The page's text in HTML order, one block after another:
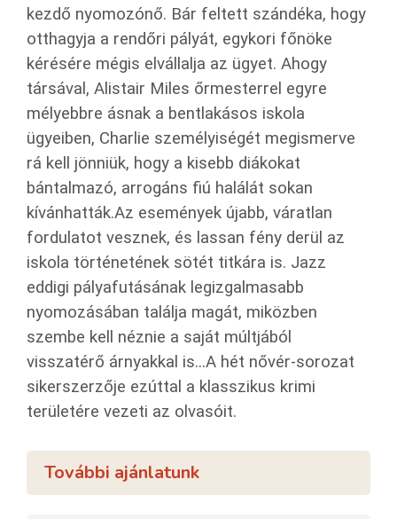
kezdő nyomozónő. Bár feltett szándéka, hogy
otthagyja a rendőri pályát, egykori főnöke
kérésére mégis elvállalja az ügyet. Ahogy
társával, Alistair Miles őrmesterrel egyre
mélyebbre ásnak a bentlakásos iskola
ügyeiben, Charlie személyiségét megismerve
rá kell jönniük, hogy a kisebb diákokat
bántalmazó, arrogáns fiú halálát sokan
kívánhatták.Az események újabb, váratlan
fordulatot vesznek, és lassan fény derül az
iskola történetének sötét titkára is. Jazz
eddigi pályafutásának legizgalmasabb
nyomozásában találja magát, miközben
szembe kell néznie a saját múltjából
visszatérő árnyakkal is...A hét nővér-sorozat
sikerszerzője ezúttal a klasszikus krimi
területére vezeti az olvasóit.
További ajánlatunk